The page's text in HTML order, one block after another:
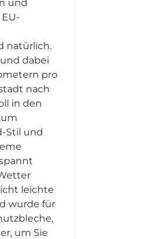
und
natürlich.
dabei
pro
nach
in den
Stil und
leichte
wurde für
um Sie